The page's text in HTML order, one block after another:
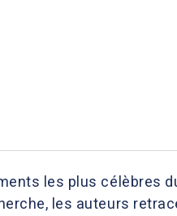
les plus célèbres
les auteurs